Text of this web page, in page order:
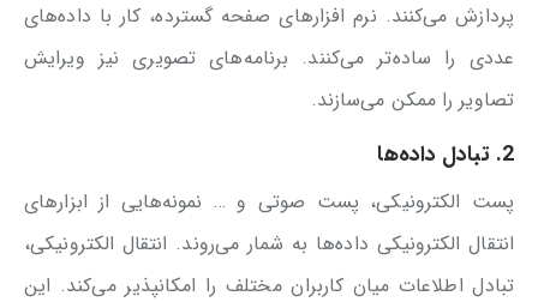
پردازش می‌کنند. نرم افزارهای صفحه گسترده، کار با داده‌های
عددی را ساده‌تر می‌کنند. برنامه‌های تصویری نیز ویرایش
تصاویر را ممکن می‌سازند.
2. تبادل داده‌ها
پست الکترونیکی، پست صوتی و … نمونه‌هایی از ابزارهای
انتقال الکترونیکی داده‌ها به شمار می‌روند. انتقال الکترونیکی،
تبادل اطلاعات میان کاربران مختلف را امکانپذیر می‌کند. این